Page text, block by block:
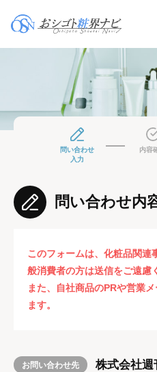
問い合わせ
入力
内容
問い合わせ内
このフォームは、化粧品関連
般消費者の方は送信をご遠慮
また、自社商品のPRや営業
ます。
お問い合わせ先 株式会社週